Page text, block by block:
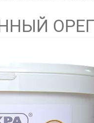
Разбейте
на частибез